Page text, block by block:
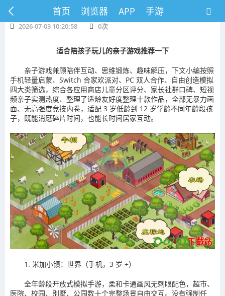
首页 浏览器 APP 手游
2026-07-03 10:20:58 0次
适合陪孩子玩儿的亲子游戏推荐一下
亲子游戏兼顾陪伴互动、思维锻炼、趣味解压，下文小编按照
手机轻量启蒙、Switch 合家欢派对、PC 双人合作、自由创造模拟
四大类筛选，综合各应用商店儿童分区评分、家长社群口碑、短视
频亲子实测热度、整理了适龄友好度整理十款作品，全部无暴力画
面、无高强度竞技内卷，适配 3 岁低龄到 12 岁学龄不同年龄段孩
子，既能消磨碎片时间，也能长时间居家互动。
1. 米加小镇：世界（手机，3 岁 +）
全年龄段开放式模拟手游，柔和卡通画风无刺眼配色，超市、
医院、校园、别墅、公园数十个完整场景自由交互。没有强制任